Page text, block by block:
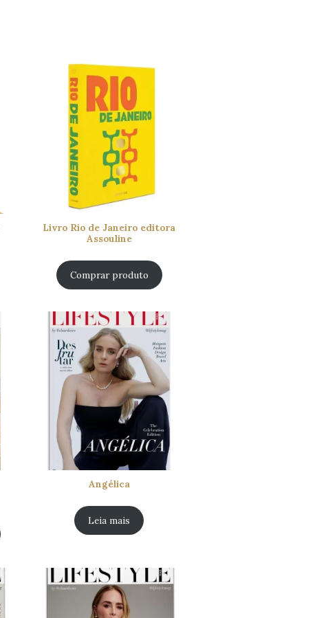
Livro Rio de Janeiro editora
Assouline
Comprar produto
Angélica
Leia mais